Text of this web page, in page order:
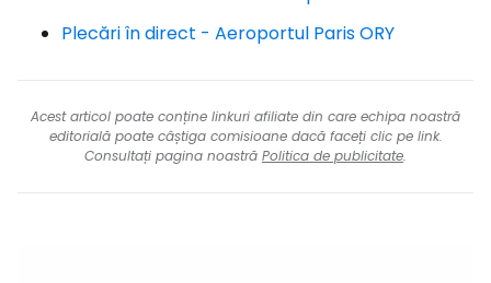
Plecări în direct - Aeroportul Paris ORY
Acest articol poate conține linkuri afiliate din care echipa noastră
editorială poate câștiga comisioane dacă faceți clic pe link.
Consultați pagina noastră Politica de publicitate.